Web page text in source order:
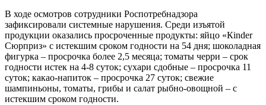
В ходе осмотров сотрудники Роспотребнадзора
зафиксировали системные нарушения. Среди изъятой
продукции оказались просроченные продукты: яйцо «Кinder
Сюрприз» с истекшим сроком годности на 54 дня; шоколадная
фигурка – просрочка более 2,5 месяца; томаты черри – срок
годности истек на 4-8 суток; сухари сдобные – просрочка 11
суток; какао-напиток – просрочка 27 суток; свежие
шампиньоны, томаты, грибы и салат рыбно-овощной – с
истекшим сроком годности.